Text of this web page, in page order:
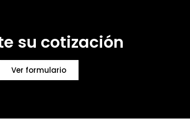
su cotización
Ver formulario